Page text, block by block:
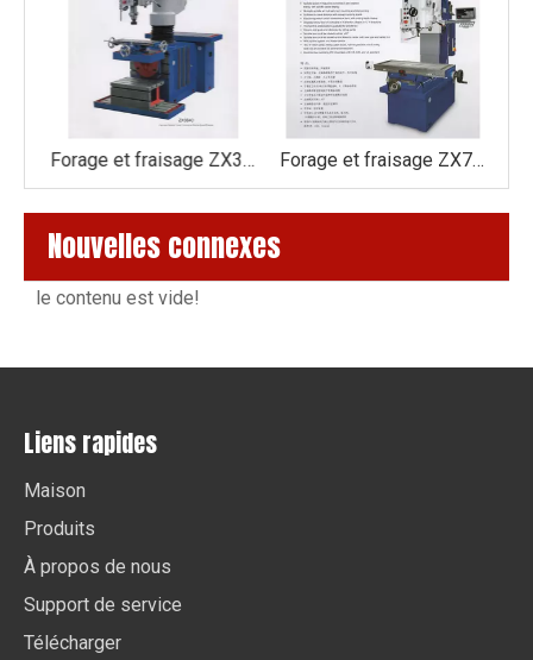
Forage et fraisage ZX3840 Forage et fraisage ZX7163
Nouvelles connexes
le contenu est vide!
Liens rapides
Maison
Produits
À propos de nous
Support de service
Télécharger